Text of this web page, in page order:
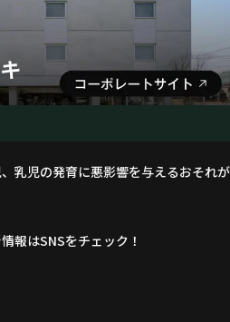
乳児の発育に悪影響を与えるおそれが
報はSNSをチェック！